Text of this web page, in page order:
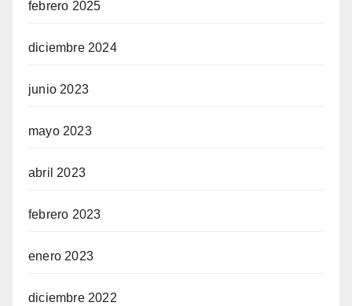
febrero 2025
diciembre 2024
junio 2023
mayo 2023
abril 2023
febrero 2023
enero 2023
diciembre 2022